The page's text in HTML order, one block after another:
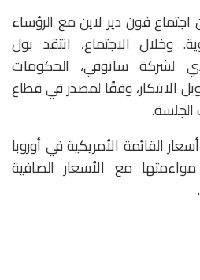
فون دير لاين مع الرؤساء
وخلال الاجتماع، انتقد بول
لشركة سانوفي، الحكومات
الابتكار، وفقًا لمصدر في قطاع
القائمة الأمريكية في أوروبا
مع الأسعار الصافية